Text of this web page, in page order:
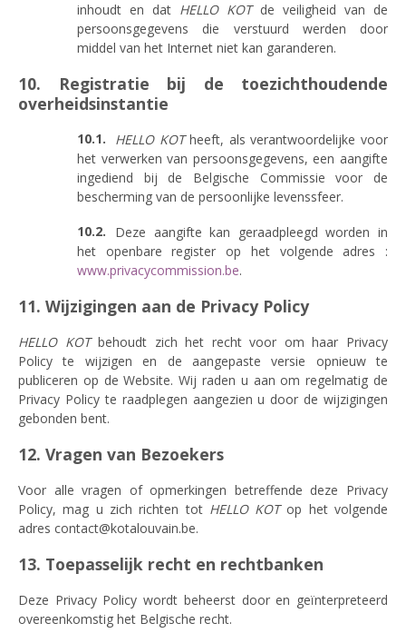
inhoudt en dat HELLO KOTde veiligheid van de
persoonsgegevens die verstuurd werden door
middel van het Internet niet kan garanderen.
10. Registratie bij de toezichthoudende
overheidsinstantie
HELLO KOTheeft, als verantwoordelijke voor
het verwerken van persoonsgegevens, een aangifte
ingediend bij de Belgische Commissie voor de
bescherming van de persoonlijke levenssfeer.
Deze aangifte kan geraadpleegd worden in
het openbare register op het volgende adres :
www.privacycommission.be.
11. Wijzigingen aan de Privacy Policy
HELLO KOTbehoudt zich het recht voor om haar Privacy
Policy te wijzigen en de aangepaste versie opnieuw te
publiceren op de Website. Wij raden u aan om regelmatig de
Privacy Policy te raadplegen aangezien u door de wijzigingen
gebonden bent.
12. Vragen van Bezoekers
Voor alle vragen of opmerkingen betreffende deze Privacy
Policy, mag u zich richten tot HELLO KOTop het volgende
adres contact@kotalouvain.be.
13. Toepasselijk recht en rechtbanken
Deze Privacy Policy wordt beheerst door en geïnterpreteerd
overeenkomstig het Belgische recht.